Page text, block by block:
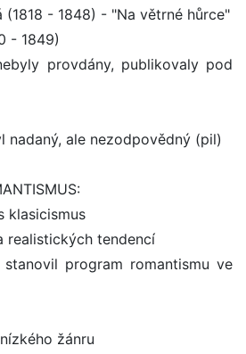
(1818 - 1848) - "Na větrné hůrce"
- 1849)
provdány, publikovaly pod
nadaný, ale nezodpovědný (pil)
klasicismus
realistických tendencí
program romantismu ve
žánru